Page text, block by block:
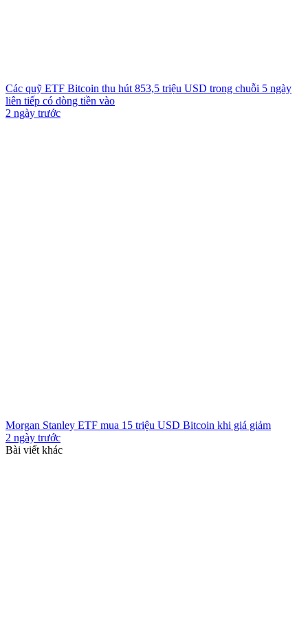
Các quỹ ETF Bitcoin thu hút 853,5 triệu USD trong chuỗi 5 ngày
liên tiếp có dòng tiền vào
2 ngày trước
Morgan Stanley ETF mua 15 triệu USD Bitcoin khi giá giảm
2 ngày trước
Bài viết khác